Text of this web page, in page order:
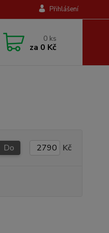
Přihlášení
0 ks
za 0 Kč
Do Kč